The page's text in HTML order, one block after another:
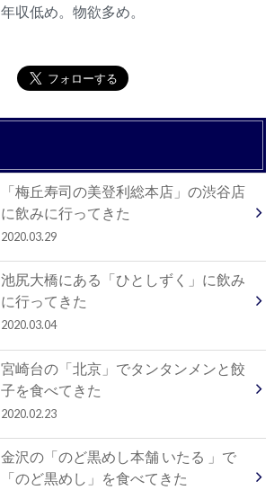
年収低め。物欲多め。
「梅丘寿司の美登利総本店」の渋谷店
に飲みに行ってきた
2020.03.29
池尻大橋にある「ひとしずく」に飲み
に行ってきた
2020.03.04
宮崎台の「北京」でタンタンメンと餃
子を食べてきた
2020.02.23
金沢の「のど黒めし本舗 いたる 」で
「のど黒めし」を食べてきた